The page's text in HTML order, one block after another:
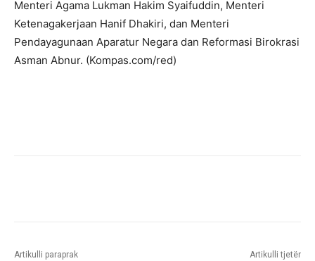
Menteri Agama Lukman Hakim Syaifuddin, Menteri
Ketenagakerjaan Hanif Dhakiri, dan Menteri
Pendayagunaan Aparatur Negara dan Reformasi Birokrasi
Asman Abnur. (Kompas.com/red)
Artikulli paraprak Artikulli tjetër